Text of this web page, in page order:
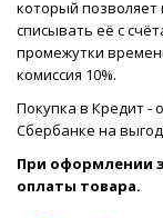
который позволяет
списывать её с
промежутки
комиссия 10%.
Покупка в Кредит -
Сбербанке на
При оформлении
оплаты товара.